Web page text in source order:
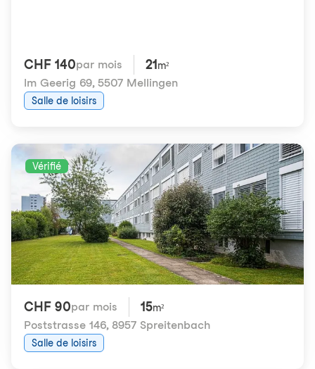
CHF 140par mois 21 m²
Im Geerig 69, 5507 Mellingen
Salle de loisirs
Vérifié
CHF 90par mois 15m²
Poststrasse 146, 8957 Spreitenbach
Salle de loisirs